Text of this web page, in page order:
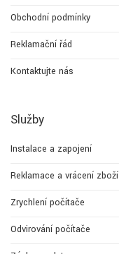
Obchodní podmínky
Reklamační řád
Kontaktujte nás
Služby
Instalace a zapojení
Reklamace a vrácení zboží
Zrychlení počítače
Odvirování počítače